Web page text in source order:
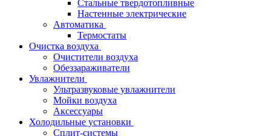
Стальные твердотопливные
Настенные электрические
Автоматика
Термостаты
Очистка воздуха
Очистители воздуха
Обеззараживатели
Увлажнители
Ультразвуковые увлажнители
Мойки воздуха
Аксессуары
Холодильные установки
Сплит-системы